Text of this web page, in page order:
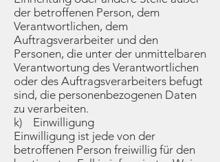
der betroffenen Person, dem
Verantwortlichen, dem
Auftragsverarbeiter und den
Personen, die unter der unmittelbaren
Verantwortung des Verantwortlichen
oder des Auftragsverarbeiters befugt
sind, die personenbezogenen Daten
zu verarbeiten.
k) Einwilligung
Einwilligung ist jede von der
betroffenen Person freiwillig für den